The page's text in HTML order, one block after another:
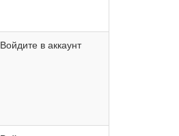
Войдите в аккаунт